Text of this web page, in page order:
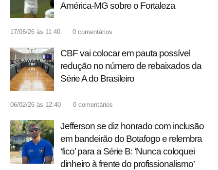
América-MG sobre o Fortaleza
17/06/26 às 11:40 0 comentários
CBF vai colocar em pauta possível
redução no número de rebaixados da
Série A do Brasileiro
06/02/26 às 12:40 0 comentários
Jefferson se diz honrado com inclusão
em bandeirão do Botafogo e relembra
‘fico’ para a Série B: ‘Nunca coloquei
dinheiro à frente do profissionalismo’